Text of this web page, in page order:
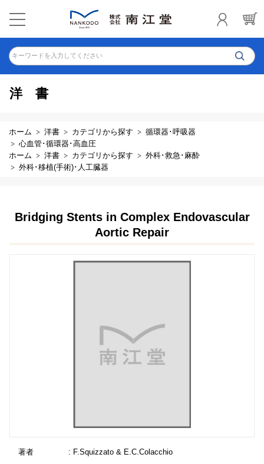
キーワードを入力してください
洋書
ホーム 洋書 カテゴリから探す
循環器･呼吸器
心血管･循環器･高血圧
ホーム
洋書 カテゴリから探す
外科･救急･麻酔
外科･移植(手術)･人工臓器
Bridging Stents in Complex Endovascular
Aortic Repair
著者
: F.Squizzato & E.C.Colacchio